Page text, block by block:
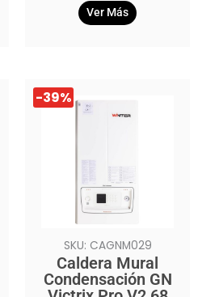
Ver Más
-39%
SKU: CAGNM029
Caldera Mural
Condensación GN
El
precio
$7.259.990.
El
precio
$4.396.990.